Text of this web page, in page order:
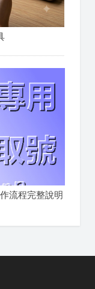
流程完整說明